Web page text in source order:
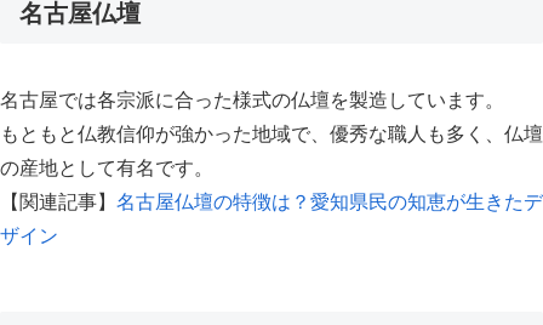
名古屋仏壇
名古屋では各宗派に合った様式の仏壇を製造しています。
もともと仏教信仰が強かった地域で、優秀な職人も多く、仏壇
の産地として有名です。
【関連記事】 名古屋仏壇の特徴は？愛知県民の知恵が生きたデ
ザイン